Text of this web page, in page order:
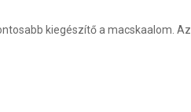
kiegészítő a macskaalom. Az